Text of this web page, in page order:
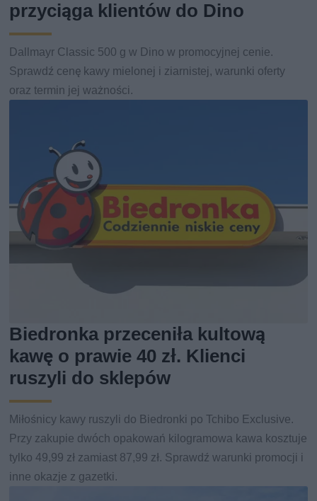
przyciąga klientów do Dino
Dallmayr Classic 500 g w Dino w promocyjnej cenie.
Sprawdź cenę kawy mielonej i ziarnistej, warunki oferty
oraz termin jej ważności.
Biedronka przeceniła kultową
kawę o prawie 40 zł. Klienci
ruszyli do sklepów
Miłośnicy kawy ruszyli do Biedronki po Tchibo Exclusive.
Przy zakupie dwóch opakowań kilogramowa kawa kosztuje
tylko 49,99 zł zamiast 87,99 zł. Sprawdź warunki promocji i
inne okazje z gazetki.